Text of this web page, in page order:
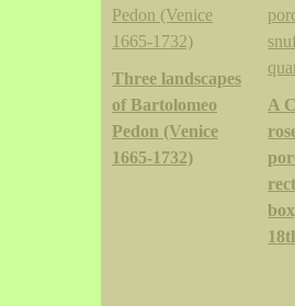
Three landscapes
of Bartolomeo
Pedon (Venice
1665-1732)
A